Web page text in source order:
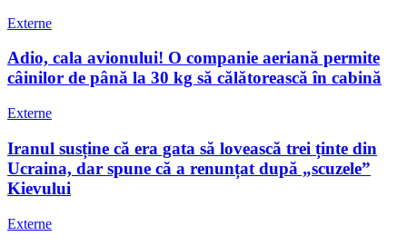
Externe
Adio, cala avionului! O companie aeriană permite
câinilor de până la 30 kg să călătorească în cabină
Externe
Iranul susține că era gata să lovească trei ținte din
Ucraina, dar spune că a renunțat după „scuzele”
Kievului
Externe